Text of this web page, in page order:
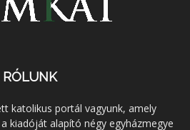
RÓLUNK
katolikus portál vagyunk, amely
kiadóját alapító négy egyházmegye